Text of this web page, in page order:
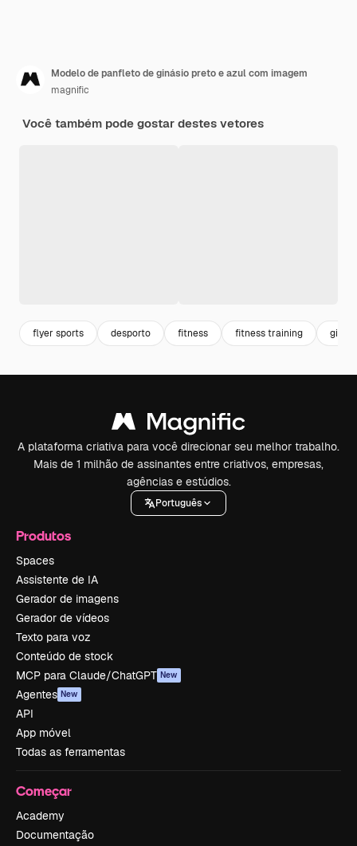
Modelo de panfleto de ginásio preto e azul com imagem
magnific
Você também pode gostar destes vetores
flyer sports desporto fitness fitness training
A plataforma criativa para você direcionar seu melhor trabalho.
Mais de 1 milhão de assinantes entre criativos, empresas,
agências e estúdios.
Português
Produtos
Spaces
Assistente de IA
Gerador de imagens
Gerador de vídeos
Texto para voz
Conteúdo de stock
MCP para Claude/ChatGPT New
Agentes New
API
App móvel
Todas as ferramentas
Começar
Academy
Documentação